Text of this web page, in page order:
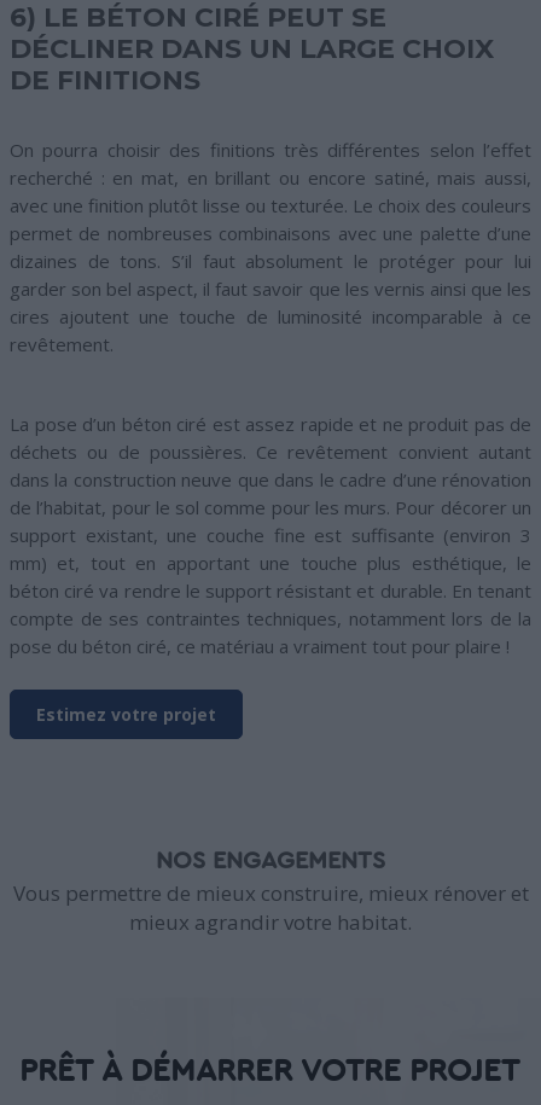
6) LE BÉTON CIRÉ PEUT SE
DÉCLINER DANS UN LARGE CHOIX
DE FINITIONS
On pourra choisir des finitions très différentes selon l’effet
recherché : en mat, en brillant ou encore satiné, mais aussi,
avec une finition plutôt lisse ou texturée. Le choix des couleurs
permet de nombreuses combinaisons avec une palette d’une
dizaines de tons. S’il faut absolument le protéger pour lui
garder son bel aspect, il faut savoir que les vernis ainsi que les
cires ajoutent une touche de luminosité incomparable à ce
revêtement.
La pose d’un béton ciré est assez rapide et ne produit pas de
déchets ou de poussières. Ce revêtement convient autant
dans la construction neuve que dans le cadre d’une rénovation
de l’habitat, pour le sol comme pour les murs. Pour décorer un
support existant, une couche fine est suffisante (environ 3
mm) et, tout en apportant une touche plus esthétique, le
béton ciré va rendre le support résistant et durable. En tenant
compte de ses contraintes techniques, notamment lors de la
pose du béton ciré, ce matériau a vraiment tout pour plaire !
Estimez votre projet
NOS ENGAGEMENTS
Vous permettre de mieux construire, mieux rénover et
mieux agrandir votre habitat.
PRÊT À DÉMARRER VOTRE PROJET